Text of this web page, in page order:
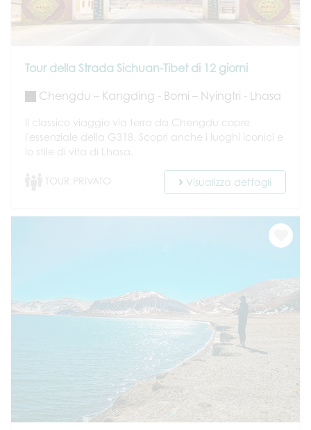
Tour della Strada Sichuan-Tibet di 12 giorni
Chengdu – Kangding - Bomi – Nyingtri - Lhasa
Il classico viaggio via terra da Chengdu copre
l'essenziale della G318. Scopri anche i luoghi iconici e
lo stile di vita di Lhasa.
TOUR PRIVATO Visualizza dettagli